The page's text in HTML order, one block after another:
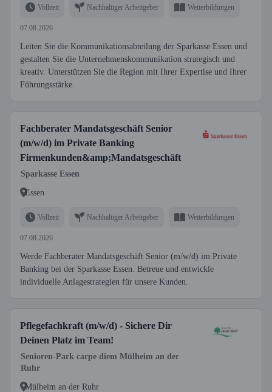
Vollzeit Nachhaltiger Arbeitgeber Weiterbildungen
07.08.2026
Leiten Sie die Kommunikationsabteilung der Sparkasse Essen und
gestalten Sie die Unternehmenskommunikation strategisch und
kreativ. Unterstützen Sie die Region mit Ihrer Expertise und Ihrer
Führungsstärke.
Fachberater Mandatsgeschäft Senior
(m/w/d) im Private Banking
Firmenkunden&amp;Mandatsgeschäft
Sparkasse Essen
Essen
Vollzeit Nachhaltiger Arbeitgeber Weiterbildungen
07.08.2026
Werde Fachberater Mandatsgeschäft Senior (m/w/d) im Private
Banking bei der Sparkasse Essen. Betreue und entwickle
individuelle Anlagestrategien für unsere Kunden.
Pflegefachkraft (m/w/d) - Sichere Dir
Deinen Platz im Team!
Senioren-Park carpe diem Mülheim an der
Ruhr
Mülheim an der Ruhr